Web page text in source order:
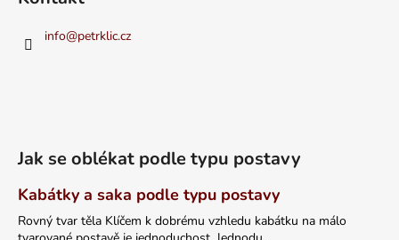
info@petrklic.cz
Jak se oblékat podle typu postavy
Kabátky a saka podle typu postavy
Rovný tvar těla Klíčem k dobrému vzhledu kabátku na málo